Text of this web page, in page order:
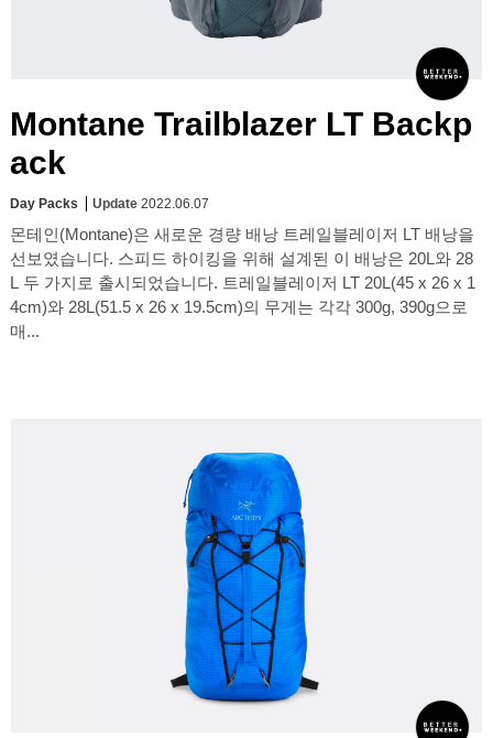
Montane Trailblazer LT Backp
ack
Day Packs Update 2022.06.07
몬테인(Montane)은 새로운 경량 배낭 트레일블레이저 LT 배낭을
선보였습니다. 스피드 하이킹을 위해 설계된 이 배낭은 20L와 28
L 두 가지로 출시되었습니다. 트레일블레이저 LT 20L(45 x 26 x 1
4cm)와 28L(51.5 x 26 x 19.5cm)의 무게는 각각 300g, 390g으로
매...